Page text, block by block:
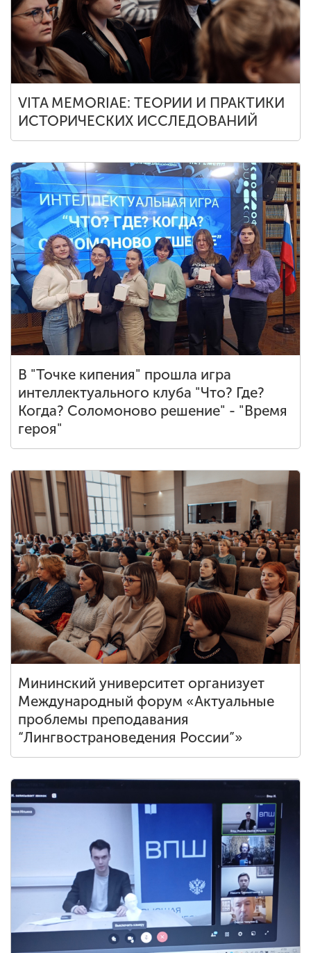
VITA MEMORIAE: ТЕОРИИ И ПРАКТИКИ
ИСТОРИЧЕСКИХ ИССЛЕДОВАНИЙ
В "Точке кипения" прошла игра
интеллектуального клуба "Что? Где?
Когда? Соломоново решение" - "Время
героя"
Мининский университет организует
Международный форум «Актуальные
проблемы преподавания
“Лингвострановедения России”»